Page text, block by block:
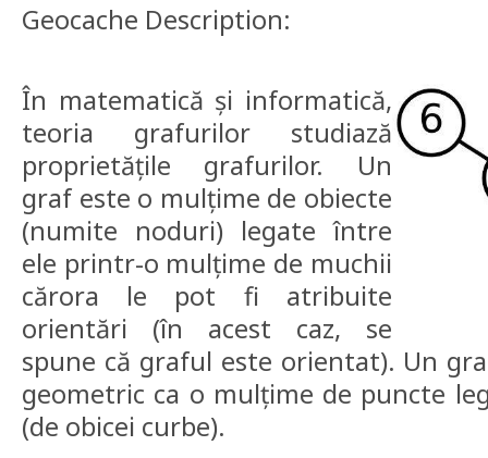
Geocache Description:
În matematică și informatică,
teoria grafurilor studiază
proprietățile grafurilor. Un
graf este o mulțime de obiecte
(numite noduri) legate între
ele printr-o mulțime de muchii
cărora le pot fi atribuite
orientări (în acest caz, se
spune că graful este orientat). Un
geometric ca o mulțime de puncte
(de obicei curbe).